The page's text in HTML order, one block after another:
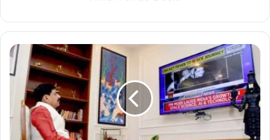
प्रधानमंत्री
श्री
मोदी